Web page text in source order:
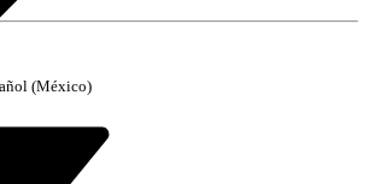
(México)